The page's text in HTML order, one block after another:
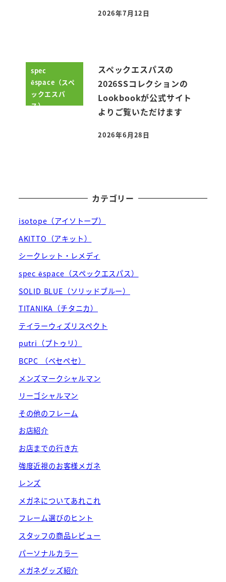
投稿日
2026年7月12日
spec
ēspace（スペ
ックエスパ
ス）
スペックエスパスの
2026SSコレクションの
Lookbookが公式サイト
よりご覧いただけます
投稿日
2026年6月28日
カテゴリー
isotope（アイソトープ）
AKITTO（アキット）
シークレット・レメディ
spec ēspace（スペックエスパス）
SOLID BLUE（ソリッドブルー）
TITANIKA（チタニカ）
テイラーウィズリスペクト
putri（プトゥリ）
BCPC （ベセペセ）
メンズマークシャルマン
リーゴシャルマン
その他のフレーム
お店紹介
お店までの行き方
強度近視のお客様メガネ
レンズ
メガネについてあれこれ
フレーム選びのヒント
スタッフの商品レビュー
パーソナルカラー
メガネグッズ紹介